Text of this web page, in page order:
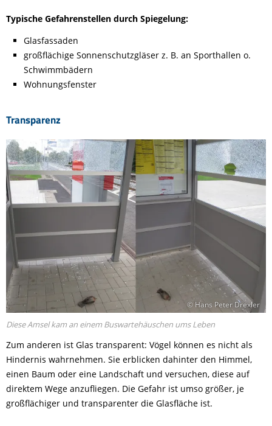
Typische Gefahrenstellen durch Spiegelung:
Glasfassaden
großflächige Sonnenschutzgläser z. B. an Sporthallen o.
Schwimmbädern
Wohnungsfenster
Transparenz
© Hans Peter Drexler
Diese Amsel kam an einem Buswartehäuschen ums Leben
Zum anderen ist Glas transparent: Vögel können es nicht als
Hindernis wahrnehmen. Sie erblicken dahinter den Himmel,
einen Baum oder eine Landschaft und versuchen, diese auf
direktem Wege anzufliegen. Die Gefahr ist umso größer, je
großflächiger und transparenter die Glasfläche ist.